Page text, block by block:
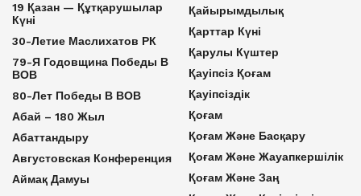
19 Қазан — Құтқарушылар
Күні
30-Летие Маслихатов РК
79-Я Годовщина Победы В
ВОВ
80-Лет Победы В ВОВ
Абай – 180 Жыл
Абаттандыру
Августовская Конференция
Аймақ Дамуы
Қайырымдылық
Қарттар Күні
Қарулы Күштер
Қауіпсіз Қоғам
Қауіпсіздік
Қоғам
Қоғам Және Басқару
Қоғам Және Жауапкершілік
Қоғам Және Заң